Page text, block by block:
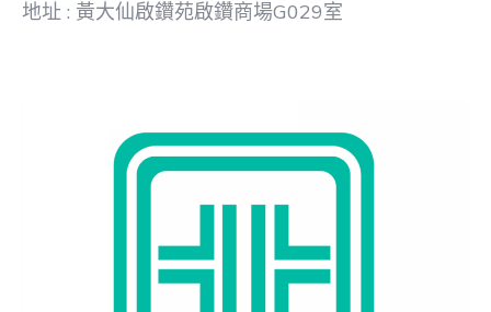
地址 : 黃大仙啟鑽苑啟鑽商場G029室